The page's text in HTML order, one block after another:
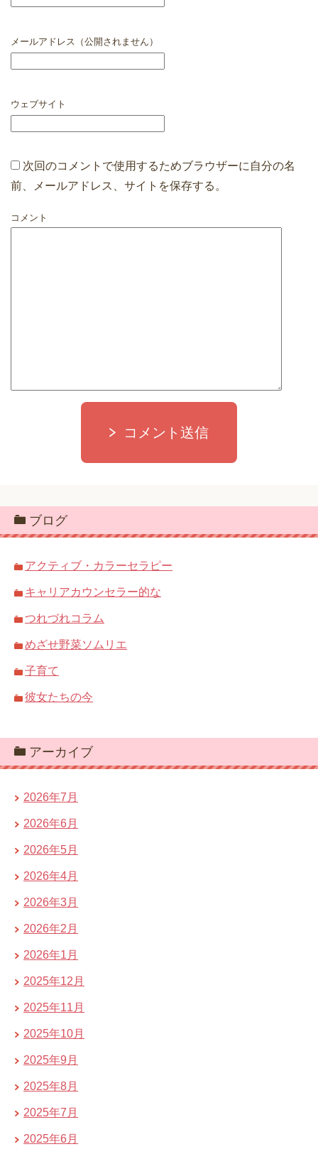
メールアドレス（公開されません）
ウェブサイト
次回のコメントで使用するためブラウザーに自分の名
前、メールアドレス、サイトを保存する。
コメント
コメント送信
ブログ
アクティブ・カラーセラピー
キャリアカウンセラー的な
つれづれコラム
めざせ野菜ソムリエ
子育て
彼女たちの今
アーカイブ
2026年7月
2026年6月
2026年5月
2026年4月
2026年3月
2026年2月
2026年1月
2025年12月
2025年11月
2025年10月
2025年9月
2025年8月
2025年7月
2025年6月